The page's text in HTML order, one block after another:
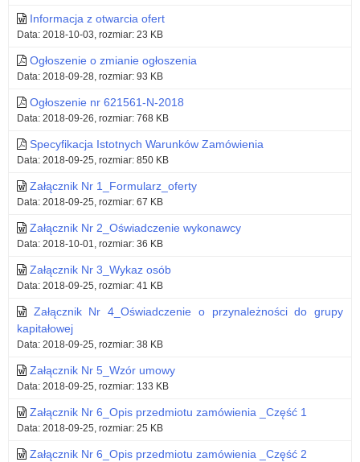
Informacja z otwarcia ofert
Data: 2018-10-03, rozmiar: 23 KB
Ogłoszenie o zmianie ogłoszenia
Data: 2018-09-28, rozmiar: 93 KB
Ogłoszenie nr 621561-N-2018
Data: 2018-09-26, rozmiar: 768 KB
Specyfikacja Istotnych Warunków Zamówienia
Data: 2018-09-25, rozmiar: 850 KB
Załącznik Nr 1_Formularz_oferty
Data: 2018-09-25, rozmiar: 67 KB
Załącznik Nr 2_Oświadczenie wykonawcy
Data: 2018-10-01, rozmiar: 36 KB
Załącznik Nr 3_Wykaz osób
Data: 2018-09-25, rozmiar: 41 KB
Załącznik Nr 4_Oświadczenie o przynależności do grupy
kapitałowej
Data: 2018-09-25, rozmiar: 38 KB
Załącznik Nr 5_Wzór umowy
Data: 2018-09-25, rozmiar: 133 KB
Załącznik Nr 6_Opis przedmiotu zamówienia _Część 1
Data: 2018-09-25, rozmiar: 25 KB
Załącznik Nr 6_Opis przedmiotu zamówienia _Część 2
N-
2018)